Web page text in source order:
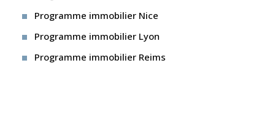
Programme immobilier Nice
Programme immobilier Lyon
Programme immobilier Reims